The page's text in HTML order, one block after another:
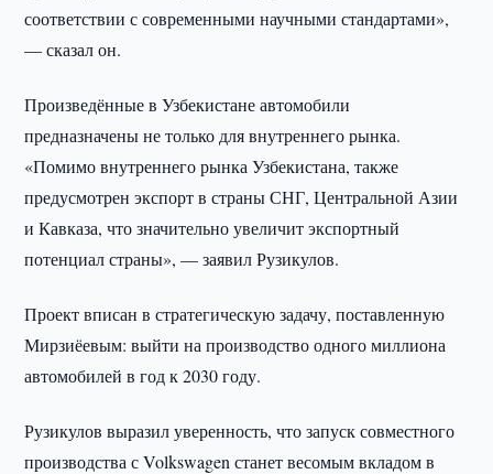
соответствии с современными научными стандартами»,
— сказал он.
Произведённые в Узбекистане автомобили
предназначены не только для внутреннего рынка.
«Помимо внутреннего рынка Узбекистана, также
предусмотрен экспорт в страны СНГ, Центральной Азии
и Кавказа, что значительно увеличит экспортный
потенциал страны», — заявил Рузикулов.
Проект вписан в стратегическую задачу, поставленную
Мирзиёевым: выйти на производство одного миллиона
автомобилей в год к 2030 году.
Рузикулов выразил уверенность, что запуск совместного
производства с Volkswagen станет весомым вкладом в